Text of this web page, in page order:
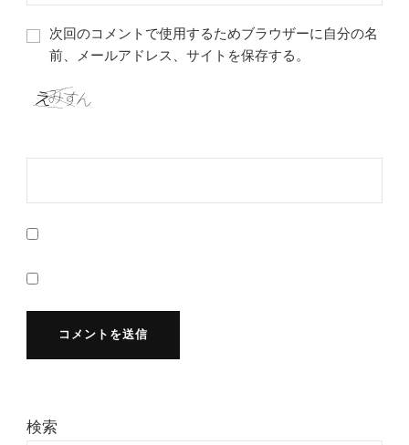
次回のコメントで使用するためブラウザーに自分の名
前、メールアドレス、サイトを保存する。
検索